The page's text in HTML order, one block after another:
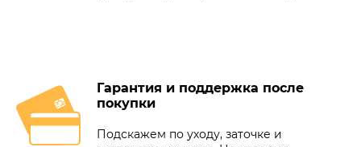
Гарантия и поддержка после
покупки
Подскажем по уходу, заточке и